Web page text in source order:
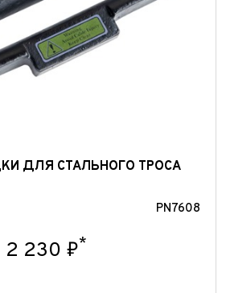
ДЛЯ СТАЛЬНОГО ТРОСА
PN7608
2 230 ₽*